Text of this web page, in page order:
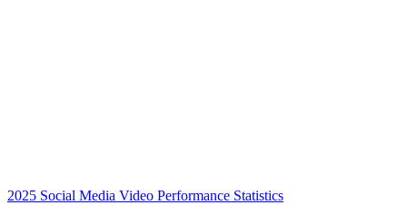
2025 Social Media Video Performance Statistics